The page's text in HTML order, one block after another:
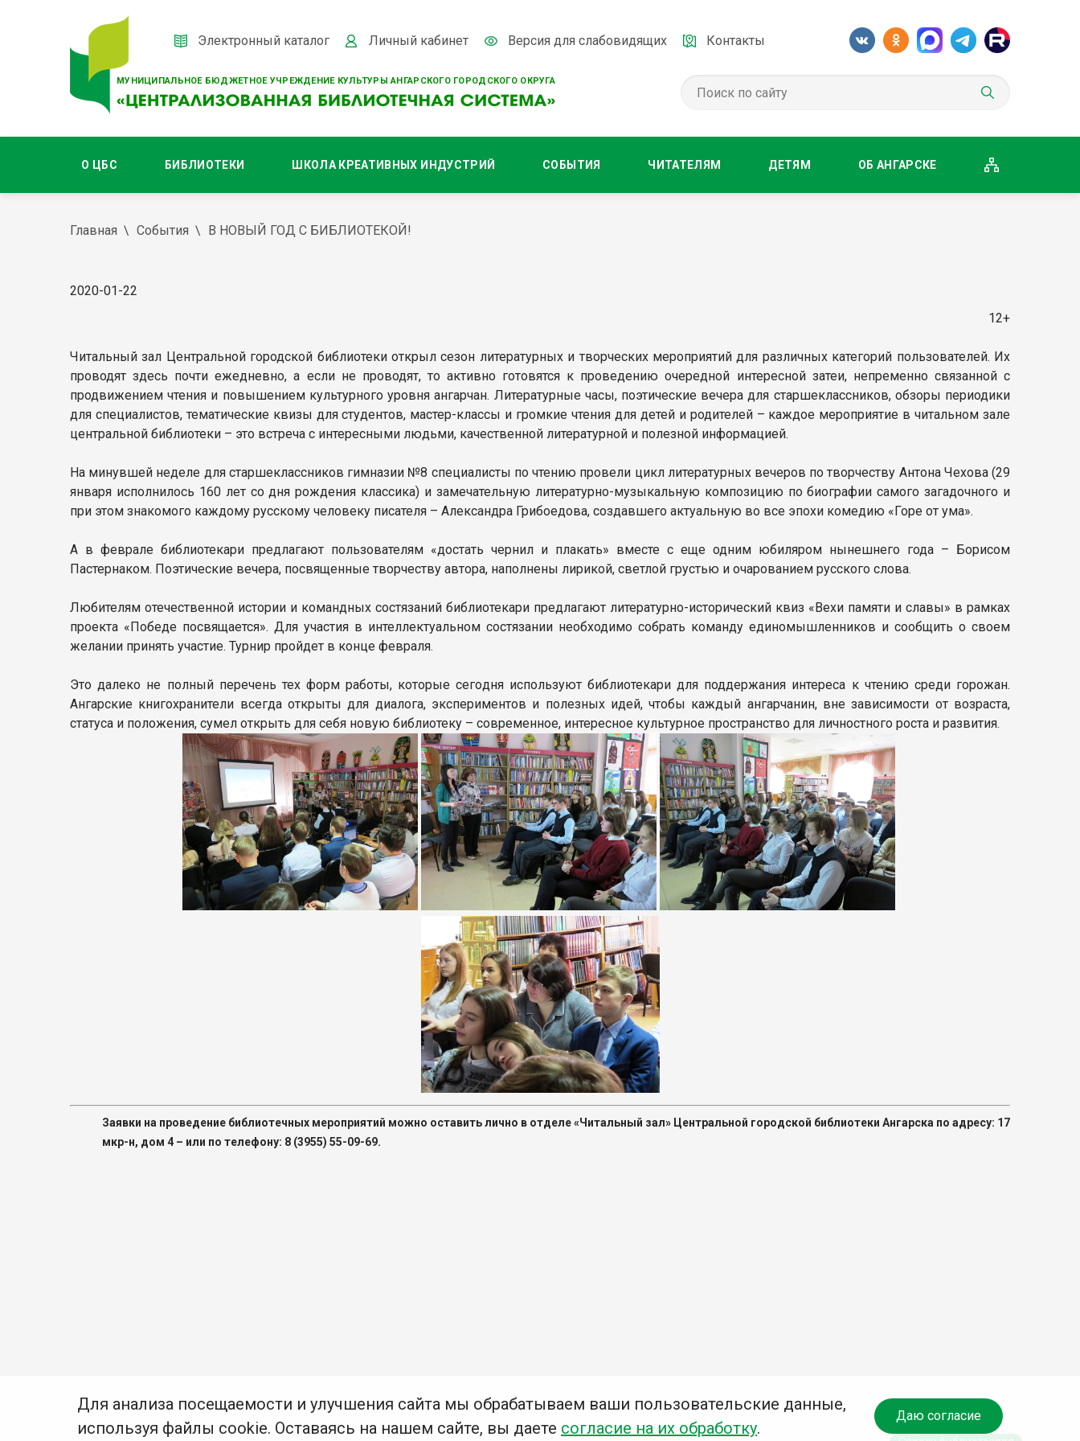
МУНИЦИПАЛЬНОЕ БЮДЖЕТНОЕ УЧРЕЖДЕНИЕ КУЛЬТУРЫ АНГАРСКОГО ГОРОДСКОГО ОКРУГА
Электронный каталог Личный кабинет Версия для слабовидящих Контакты
О ЦБС БИБЛИОТЕКИ ШКОЛА КРЕАТИВНЫХ ИНДУСТРИЙ СОБЫТИЯ ЧИТАТЕЛЯМ ДЕТЯМ ОБ АНГАРСКЕ
Главная События В НОВЫЙ ГОД С БИБЛИОТЕКОЙ!
2020-01-22
12+
Читальный зал Центральной городской библиотеки открыл сезон литературных и творческих мероприятий для различных категорий пользователей. Их
проводят здесь почти ежедневно, а если не проводят, то активно готовятся к проведению очередной интересной затеи, непременно связанной с
продвижением чтения и повышением культурного уровня ангарчан. Литературные часы, поэтические вечера для старшеклассников, обзоры периодики
для специалистов, тематические квизы для студентов, мастер-классы и громкие чтения для детей и родителей – каждое мероприятие в читальном зале
центральной библиотеки – это встреча с интересными людьми, качественной литературной и полезной информацией.
На минувшей неделе для старшеклассников гимназии №8 специалисты по чтению провели цикл литературных вечеров по творчеству Антона Чехова (29
января исполнилось 160 лет со дня рождения классика) и замечательную литературно-музыкальную композицию по биографии самого загадочного и
при этом знакомого каждому русскому человеку писателя – Александра Грибоедова, создавшего актуальную во все эпохи комедию «Горе от ума».
А в феврале библиотекари предлагают пользователям «достать чернил и плакать» вместе с еще одним юбиляром нынешнего года – Борисом
Пастернаком. Поэтические вечера, посвященные творчеству автора, наполнены лирикой, светлой грустью и очарованием русского слова.
Любителям отечественной истории и командных состязаний библиотекари предлагают литературно-исторический квиз «Вехи памяти и славы» в рамках
проекта «Победе посвящается». Для участия в интеллектуальном состязании необходимо собрать команду единомышленников и сообщить о своем
желании принять участие. Турнир пройдет в конце февраля.
Это далеко не полный перечень тех форм работы, которые сегодня используют библиотекари для поддержания интереса к чтению среди горожан.
Ангарские книгохранители всегда открыты для диалога, экспериментов и полезных идей, чтобы каждый ангарчанин, вне зависимости от возраста,
статуса и положения, сумел открыть для себя новую библиотеку – современное, интересное культурное пространство для личностного роста и развития.
Заявки на проведение библиотечных мероприятий можно оставить лично в отделе «Читальный зал» Центральной городской библиотеки Ангарска по адресу: 17
мкр-н, дом 4 – или по телефону: 8 (3955) 55-09-69.
Для анализа посещаемости и улучшения сайта мы обрабатываем ваши пользовательские данные,
используя файлы cookie. Оставаясь на нашем сайте, вы даете согласие на их обработку.
Даю согласие